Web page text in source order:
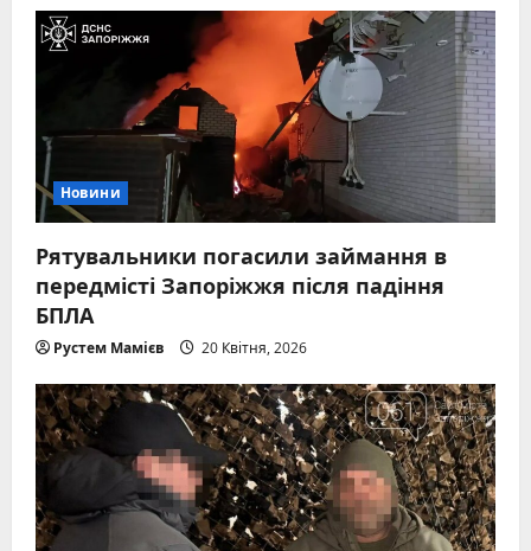
Новини
Рятувальники погасили займання в
передмісті Запоріжжя після падіння
БПЛА
Рустем Мамієв 20 Квітня, 2026